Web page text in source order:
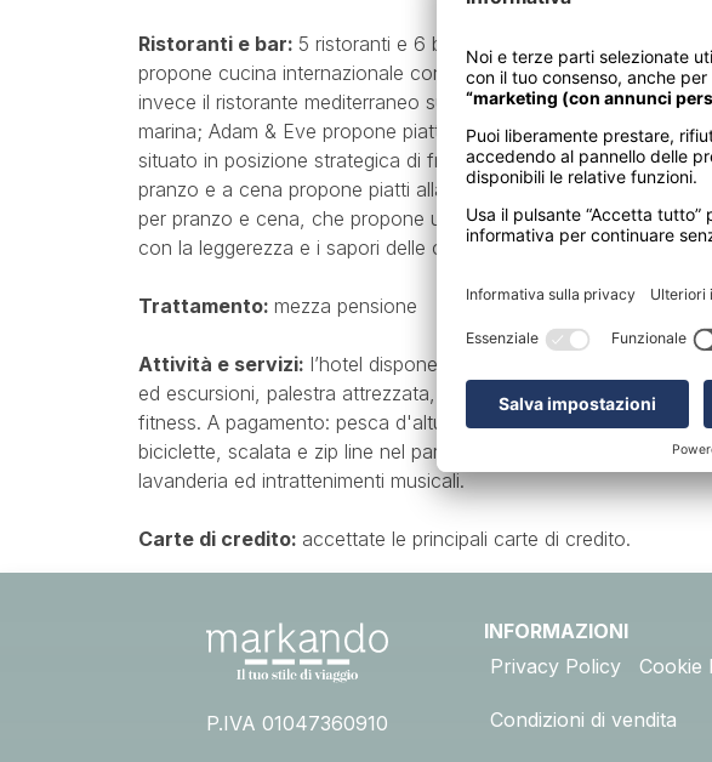
Ristoranti e bar: 5 ristoranti e 6 bar. Corossol, aperto per la
propone cucina internazionale con servizio a buffet, suddiviso
invece il ristorante mediterraneo sulla spiaggia sud per pranzi
marina; Adam & Eve propone piatti del sud-est asiatico da
situato in posizione strategica di fronte alla spiaggia nord,
pranzo e a cena propone piatti alla griglia, in special modo
per pranzo e cena, che propone una selezione di piatti unici,
con la leggerezza e i sapori delle cucine locali e asiatiche .
Trattamento: mezza pensione
Attività e servizi: l’hotel dispone di 4 piscine, miniclub bambini
ed escursioni, palestra attrezzata, 4 campi da tennis, campo da
fitness. A pagamento: pesca d'altura, immersioni (è presente
biciclette, scalata e zip line nel parco della struttura, la
lavanderia ed intrattenimenti musicali.
Carte di credito: accettate le principali carte di credito.
P.IVA 01047360910
INFORMAZIONI
Privacy Policy
Cookie
Condizioni di vendita